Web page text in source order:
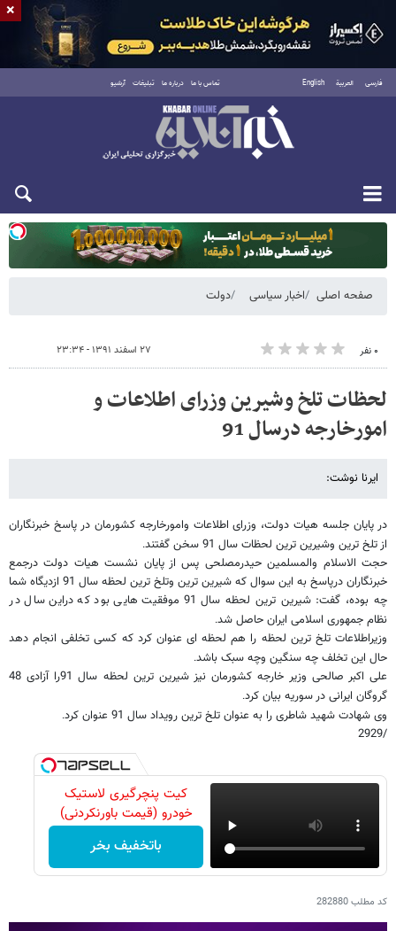
فارسی العربية English تماس با ما درباره ما تبلیغات آرشیو
یکشنبه ۱۸ مرداد ۱۴۰۵
صفحه اصلی اخبار سیاسی دولت
۰ نفر ۲۷ اسفند ۱۳۹۱ - ۲۳:۳۴
لحظات تلخ وشیرین وزرای اطلاعات و
امورخارجه درسال 91
ایرنا نوشت:
در پایان جلسه هیات دولت، وزرای اطلاعات وامورخارجه کشورمان در پاسخ خبرنگاران
از تلخ ترین وشیرین ترین لحظات سال 91 سخن گفتند
.
حجت الاسلام والمسلمین حیدرمصلحی پس از پایان نشست هیات دولت درجمع
خبرنگاران درپاسخ به این سوال که شیرین ترین وتلخ ترین لحظه سال 91 ازدیگاه شما
چه بوده، گفت: شیرین ترین لحظه سال 91 موفقیت هایی بود که دراین سال در
نظام جمهوری اسلامی ایران حاصل شد.
وزیراطلاعات تلخ ترین لحظه را هم لحظه ای عنوان کرد که کسی تخلفی انجام دهد
حال این تخلف چه سنگین وچه سبک باشد.
علی اکبر صالحی وزیر خارجه کشورمان نیز شیرین ترین لحظه سال 91را آزادی 48
گروگان ایرانی در سوریه بیان کرد.
وی شهادت شهید شاطری را به عنوان تلخ ترین رویداد سال 91 عنوان کرد .
/2929
کیت پنچرگیری لاستیک
خودرو (قیمت باورنکردنی)
باتخفیف بخر
کد مطلب282880
×